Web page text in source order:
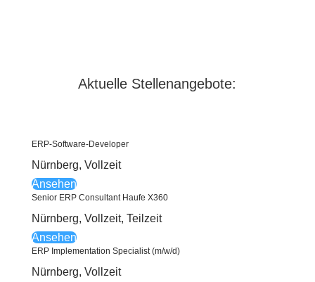
Aktuelle Stellenangebote:
ERP-Software-Developer
Nürnberg, Vollzeit
Ansehen
Senior ERP Consultant Haufe X360
Nürnberg, Vollzeit, Teilzeit
Ansehen
ERP Implementation Specialist (m/w/d)
Nürnberg, Vollzeit